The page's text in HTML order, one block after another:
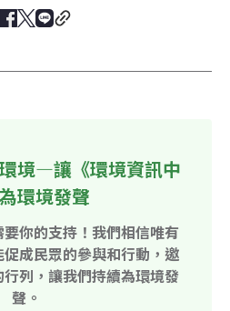
境—讓《環境資訊中
環境發聲
要你的支持！我們相信唯有
成民眾的參與和行動，邀
列，讓我們持續為環境發
聲。